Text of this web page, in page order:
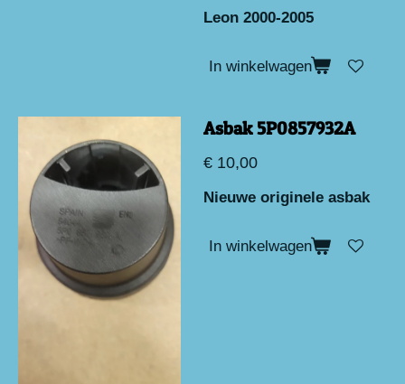
Leon 2000-2005
In winkelwagen
Asbak 5P0857932A
€ 10,00
Nieuwe originele asbak
In winkelwagen